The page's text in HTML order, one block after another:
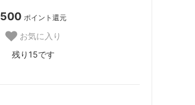
500 ポイント還元
お気に入り
残り15です